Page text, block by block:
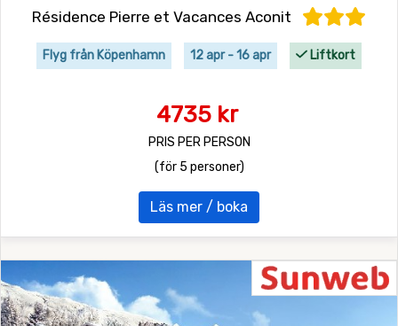
Résidence Pierre et Vacances Aconit
Flyg från Köpenhamn 12 apr - 16 apr Liftkort
4735 kr
PRIS PER PERSON
(för 5 personer)
Läs mer / boka